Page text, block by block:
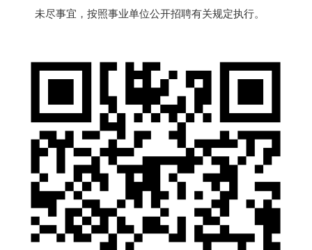
未尽事宜，按照事业单位公开招聘有关规定执行。